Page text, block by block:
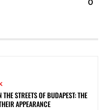
0
THE STREETS OF BUDAPEST: THE
APPEARANCE